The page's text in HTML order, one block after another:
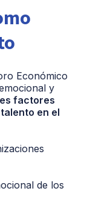
Económico
y
factores
en el
de los